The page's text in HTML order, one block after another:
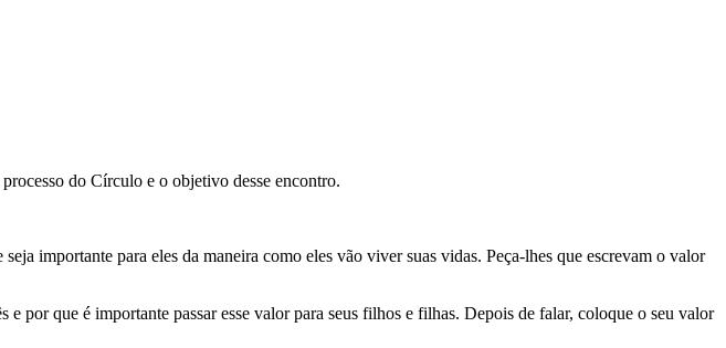
do Círculo e o objetivo desse encontro.
importante para eles da maneira como eles vão viver suas vidas. Peça-lhes que escrevam o valor
que é importante passar esse valor para seus filhos e filhas. Depois de falar, coloque o seu valor